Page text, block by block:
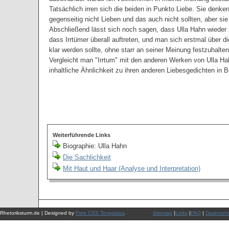
Tatsächlich irren sich die beiden in Punkto Liebe. Sie
gegenseitig nicht Lieben und das auch nicht sollten, aber
Abschließend lässt sich noch sagen, dass Ulla Hahn wieder
dass Irrtümer überall auftreten, und man sich erstmal über
klar werden sollte, ohne starr an seiner Meinung
Vergleicht man "Irrtum" mit den anderen Werken von Ulla
inhaltliche Ähnlichkeit zu ihren anderen Liebesgedichten in
Weiterführende Links
Biographie: Ulla Hahn
Die Sachlichkeit
Mit Haut und Haar (Analyse und Interpretation)
| Designed by Free CSS Templates Sitemap |Links |FAQ |